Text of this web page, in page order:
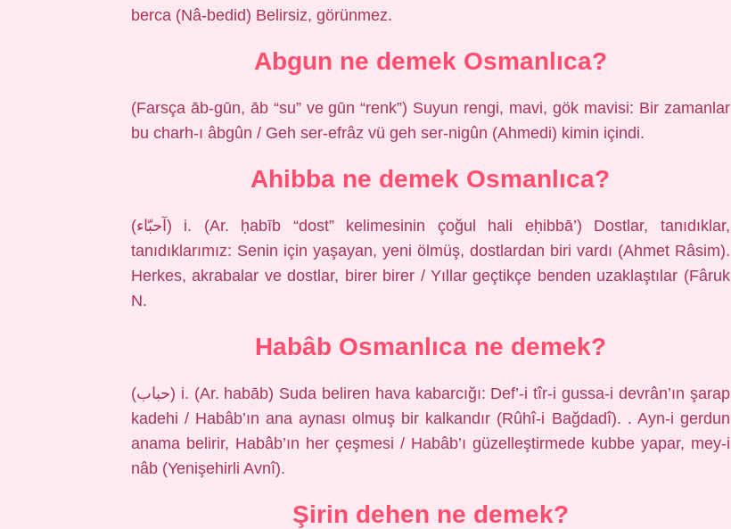
berca (Nâ-bedid) Belirsiz, görünmez.
Abgun ne demek Osmanlıca?
(Farsça āb-gūn, āb “su” ve gūn “renk”) Suyun rengi, mavi, gök mavisi: Bir zamanlar
bu charh-ı âbgûn / Geh ser-efrâz vü geh ser-nigûn (Ahmedi) kimin içindi.
Ahibba ne demek Osmanlıca?
(ﺁﺣﺒّﺎﺀ) i. (Ar. ḥabīb “dost” kelimesinin çoğul hali eḥibbā’) Dostlar, tanıdıklar,
tanıdıklarımız: Senin için yaşayan, yeni ölmüş, dostlardan biri vardı (Ahmet Râsim).
Herkes, akrabalar ve dostlar, birer birer / Yıllar geçtikçe benden uzaklaştılar (Fâruk
N.
Habâb Osmanlıca ne demek?
(ﺣﺒﺎﺏ) i. (Ar. habāb) Suda beliren hava kabarcığı: Def’-i tîr-i gussa-i devrân’ın şarap
kadehi / Habâb’ın ana aynası olmuş bir kalkandır (Rûhî-i Bağdadî). . Ayn-i gerdun
anama belirir, Habâb’ın her çeşmesi / Habâb’ı güzelleştirmede kubbe yapar, mey-i
nâb (Yenişehirli Avnî).
Şirin dehen ne demek?